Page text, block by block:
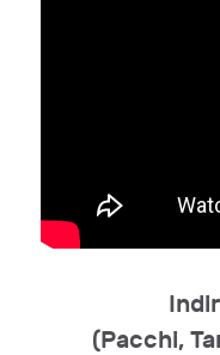
(Pacchi,